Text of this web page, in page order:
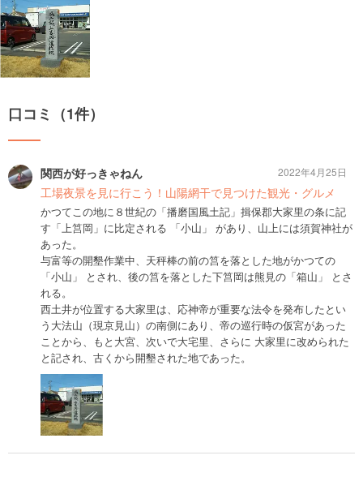
口コミ（1件）
関西が好っきゃねん
工場夜景を見に行こう！山陽網干で見つけた観光・グルメ
かつてこの地に８世紀の「播磨国風土記」揖保郡大家里の条に記
す「上筥岡」に比定される 「小山」 があり、山上には須賀神社が
あった。
与富等の開墾作業中、天秤棒の前の筥を落とした地がかつての
「小山」 とされ、後の筥を落とした下筥岡は熊見の「箱山」 とさ
れる。
西土井が位置する大家里は、応神帝が重要な法令を発布したとい
う大法山（現京見山）の南側にあり、帝の巡行時の仮宮があった
ことから、もと大宮、次いで大宅里、さらに 大家里に改められた
と記され、古くから開墾された地であった。
2022年4月25日